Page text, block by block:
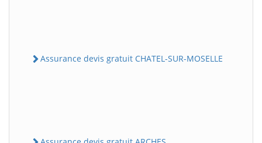
Assurance devis gratuit CHATEL-SUR-MOSELLE